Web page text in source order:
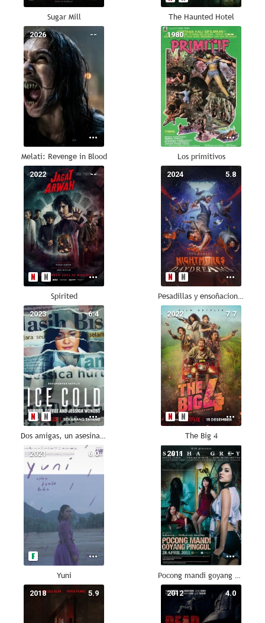
Sugar Mill The Haunted Hotel
--
2026
Melati: Revenge in Blood
--
1980
Los primitivos
--
2022
Spirited
5.8
2024
Pesadillas y ensoñaciones de Joko Anwar
6.4
2023
Dos amigas, un asesinato y un café
7.7
2022
The Big 4
6.0
2021
Yuni
--
2011
Pocong mandi goyang pinggul
5.9
2018 4.0
2012